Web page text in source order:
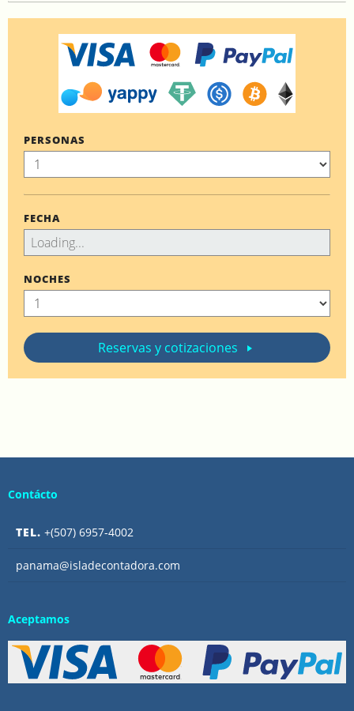
PERSONAS
FECHA
NOCHES
Reservas y cotizaciones
Contácto
TEL. +(507) 6957-4002
panama@isladecontadora.com
Aceptamos